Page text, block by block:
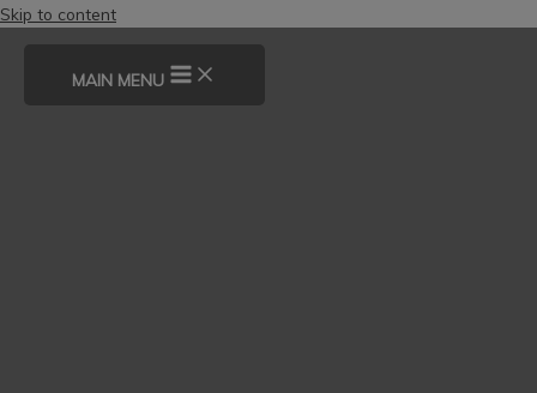
Skip to content
MAIN MENU